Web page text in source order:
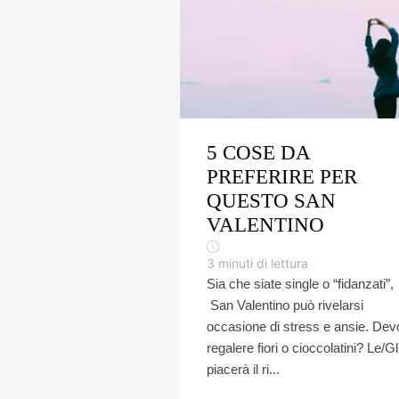
5 COSE DA
PREFERIRE PER
QUESTO SAN
VALENTINO
3 minuti di lettura
Sia che siate single o “fidanzati”,
San Valentino può rivelarsi
occasione di stress e ansie.
regalere fiori o cioccolatini? Le/
piacerà il ri...